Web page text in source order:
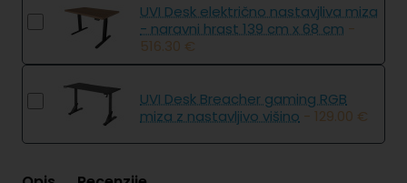
UVI Desk električno nastavjliva miza
- naravni hrast 139 cm x 68 cm -
516.30 €
UVI Desk Breacher gaming RGB
miza z nastavljivo višino - 129.00 €